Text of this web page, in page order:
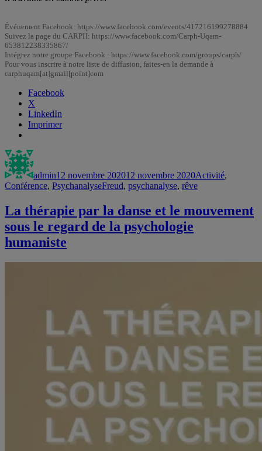
Événement Facebook: https://www.facebook.com/events/417216199278884
Suivez la page du CARPH: https://www.facebook.com/Carph-Uqam-
653812238335867/
Intégrez notre groupe Facebook : https://www.facebook.com/groups/carph/
Pour vous inscrire à notre liste de diffusion, faites-en la demande à
carphuqam[at]gmail[point]com
Facebook
X
LinkedIn
Imprimer
Auteur
admin12 novembre 202012 novembre 2020Activité,
Conférence, PsychanalyseÉtiquettes
Freud, psychanalyse, rêve
La thérapie par la danse et le mouvement
sous le regard de la psychologie
humaniste